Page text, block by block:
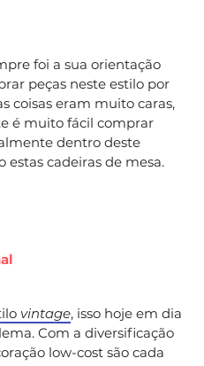
foi a sua orientação
peças neste estilo por
coisas eram muito caras,
é muito fácil comprar
dentro deste
estas cadeiras de mesa.
vintage, isso hoje em dia
Com a diversificação
low-cost são cada